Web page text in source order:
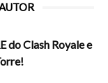
do Clash Royale e